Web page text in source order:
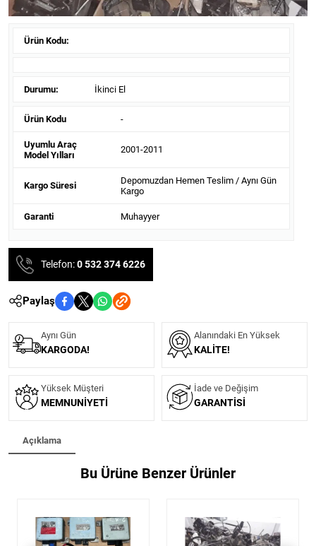
Ürün Kodu:
Durumu: İkinci El
Ürün Kodu -
Uyumlu Araç
Model Yılları
2001-2011
Kargo Süresi
Depomuzdan Hemen Teslim / Aynı Gün
Kargo
Garanti Muhayyer
Telefon:0 532 374 6226
Paylaş
Aynı Gün
KARGODA!
Alanındaki En Yüksek
KALITE!
Yüksek Müşteri
MEMNUNIYETI
İade ve Değişim
GARANTISI
Açıklama
Bu Ürüne Benzer Ürünler